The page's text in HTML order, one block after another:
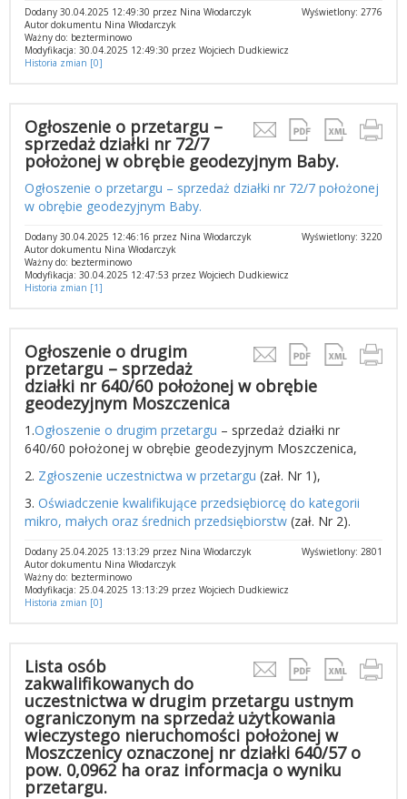
Wyświetlony: 2776
Dodany 30.04.2025 12:49:30 przez Nina Włodarczyk
Autor dokumentu Nina Włodarczyk
Ważny do: bezterminowo
Modyfikacja: 30.04.2025 12:49:30 przez Wojciech Dudkiewicz
Historia zmian [0]
Ogłoszenie o przetargu –
sprzedaż działki nr 72/7
położonej w obrębie geodezyjnym Baby.
Ogłoszenie o przetargu – sprzedaż działki nr 72/7 położonej
w obrębie geodezyjnym Baby.
Wyświetlony: 3220
Dodany 30.04.2025 12:46:16 przez Nina Włodarczyk
Autor dokumentu Nina Włodarczyk
Ważny do: bezterminowo
Modyfikacja: 30.04.2025 12:47:53 przez Wojciech Dudkiewicz
Historia zmian [1]
Ogłoszenie o drugim
przetargu – sprzedaż
działki nr 640/60 położonej w obrębie
geodezyjnym Moszczenica
1.Ogłoszenie o drugim przetargu – sprzedaż działki nr
640/60 położonej w obrębie geodezyjnym Moszczenica,
2. Zgłoszenie uczestnictwa w przetargu (zał. Nr 1),
3. Oświadczenie kwalifikujące przedsiębiorcę do kategorii
mikro, małych oraz średnich przedsiębiorstw (zał. Nr 2).
Wyświetlony: 2801
Dodany 25.04.2025 13:13:29 przez Nina Włodarczyk
Autor dokumentu Nina Włodarczyk
Ważny do: bezterminowo
Modyfikacja: 25.04.2025 13:13:29 przez Wojciech Dudkiewicz
Historia zmian [0]
Lista osób
zakwalifikowanych do
uczestnictwa w drugim przetargu ustnym
ograniczonym na sprzedaż użytkowania
wieczystego nieruchomości położonej w
Moszczenicy oznaczonej nr działki 640/57 o
pow. 0,0962 ha oraz informacja o wyniku
przetargu.